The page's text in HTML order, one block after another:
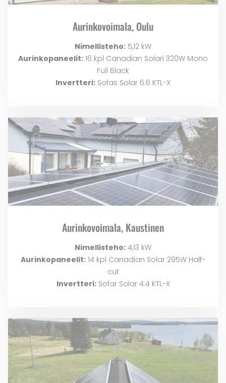
Aurinkovoimala, Oulu
Nimellisteho: 5,12 kW
Aurinkopaneelit: 16 kpl Canadian Solari 320W Mono
Full Black
Invertteri: Sofas Solar 6.6 KTL-X
Aurinkovoimala, Kaustinen
Nimellisteho: 4,13 kW
Aurinkopaneelit: 14 kpl Canadian Solar 295W Half-
cut
Invertteri:Sofar Solar 4.4 KTL-X